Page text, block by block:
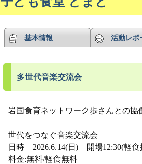
基本情報 活動レポ
多世代音楽交流会
岩国食育ネットワーク歩さんとの協
世代をつなぐ音楽交流会
日時 2026.6.14(日) 開場12:30(軽食
料金:無料/軽食無料